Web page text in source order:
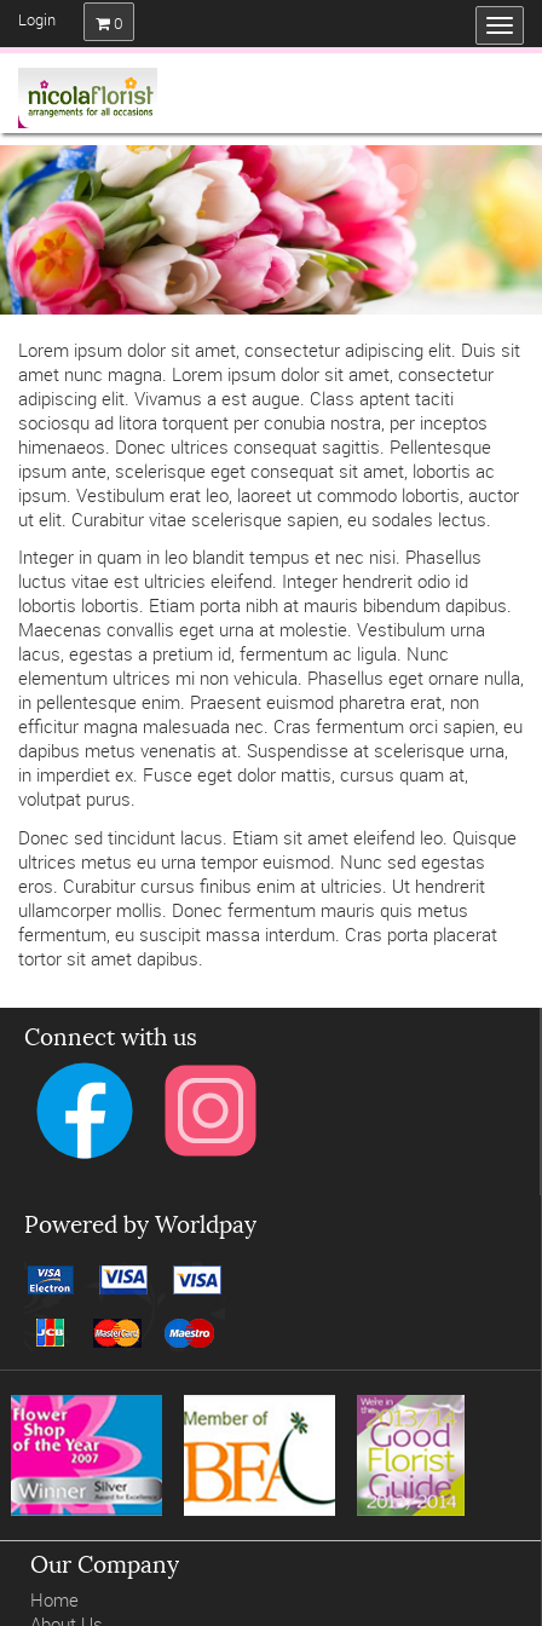
Login 0
Lorem ipsum dolor sit amet, consectetur adipiscing elit. Duis sit
amet nunc magna. Lorem ipsum dolor sit amet, consectetur
adipiscing elit. Vivamus a est augue. Class aptent taciti
sociosqu ad litora torquent per conubia nostra, per inceptos
himenaeos. Donec ultrices consequat sagittis. Pellentesque
ipsum ante, scelerisque eget consequat sit amet, lobortis ac
ipsum. Vestibulum erat leo, laoreet ut commodo lobortis, auctor
ut elit. Curabitur vitae scelerisque sapien, eu sodales lectus.
Integer in quam in leo blandit tempus et nec nisi. Phasellus
luctus vitae est ultricies eleifend. Integer hendrerit odio id
lobortis lobortis. Etiam porta nibh at mauris bibendum dapibus.
Maecenas convallis eget urna at molestie. Vestibulum urna
lacus, egestas a pretium id, fermentum ac ligula. Nunc
elementum ultrices mi non vehicula. Phasellus eget ornare nulla,
in pellentesque enim. Praesent euismod pharetra erat, non
efficitur magna malesuada nec. Cras fermentum orci sapien, eu
dapibus metus venenatis at. Suspendisse at scelerisque urna,
in imperdiet ex. Fusce eget dolor mattis, cursus quam at,
volutpat purus.
Donec sed tincidunt lacus. Etiam sit amet eleifend leo. Quisque
ultrices metus eu urna tempor euismod. Nunc sed egestas
eros. Curabitur cursus finibus enim at ultricies. Ut hendrerit
ullamcorper mollis. Donec fermentum mauris quis metus
fermentum, eu suscipit massa interdum. Cras porta placerat
tortor sit amet dapibus.
Connect with us
Powered by Worldpay
Our Company
Home